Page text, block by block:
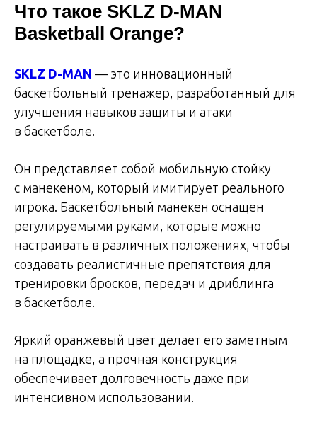
Что такое SKLZ D-MAN
Basketball Orange?
SKLZ D-MAN — это инновационный
баскетбольный тренажер, разработанный для
улучшения навыков защиты и атаки
в баскетболе.
Он представляет собой мобильную стойку
с манекеном, который имитирует реального
игрока. Баскетбольный манекен оснащен
регулируемыми руками, которые можно
настраивать в различных положениях, чтобы
создавать реалистичные препятствия для
тренировки бросков, передач и дриблинга
в баскетболе.
Яркий оранжевый цвет делает его заметным
на площадке, а прочная конструкция
обеспечивает долговечность даже при
интенсивном использовании.